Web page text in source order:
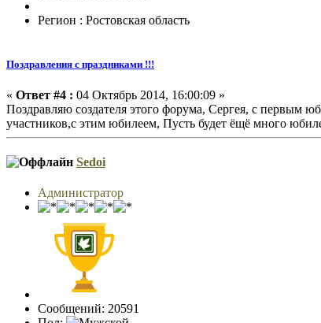
Регион : Ростовская область
Поздравления с праздниками !!!
« Ответ #4 : 04 Октябрь 2014, 16:00:09 »
Поздравляю создателя этого форума, Сергея, с первым
участников,с этим юбилеем, Пусть будет ёщё много
Sedoi
Администратор
Сообщений: 20591